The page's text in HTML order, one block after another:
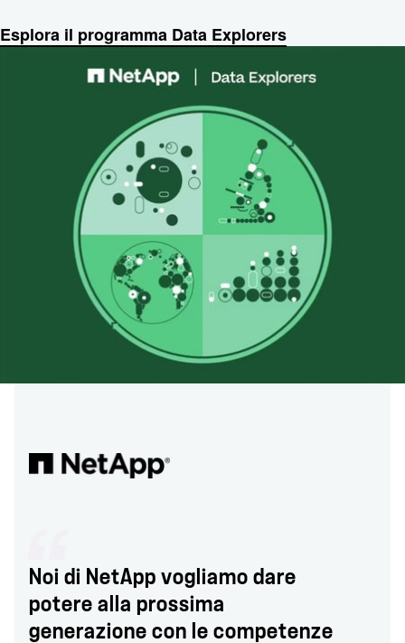
Esplora il programma Data Explorers
Noi di NetApp vogliamo dare
potere alla prossima
generazione con le competenze